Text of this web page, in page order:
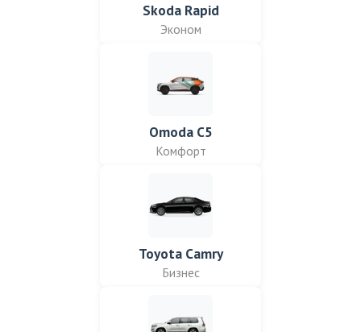
Skoda Rapid
Эконом
Omoda C5
Комфорт
Toyota Camry
Бизнес